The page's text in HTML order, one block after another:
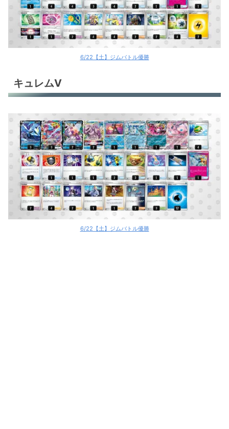
サーナイトex
サーナイトex
サーナイトex
サーナイトex
サーナイトex
サーナイトex
タケルライコex
タケルライコex
タケルライコex
タケルライコex
6/22【土】ジムバトル優勝
キュレムV
6/22【土】ジムバトル優勝